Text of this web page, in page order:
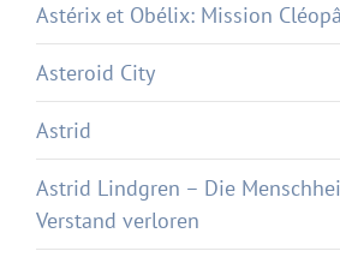
Astérix et Obélix: Mission
Asteroid City
Astrid
Astrid Lindgren – Die
Verstand verloren